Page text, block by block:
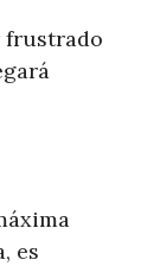
frustrado
es